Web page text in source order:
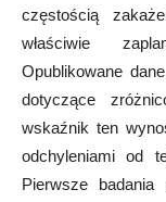
częstością
właściwie
Opublikowane
dotyczące
wskaźnik ten
odchyleniami od
Pierwsze badania